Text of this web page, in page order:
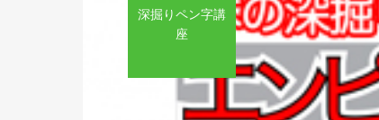
深掘りペン字講
座